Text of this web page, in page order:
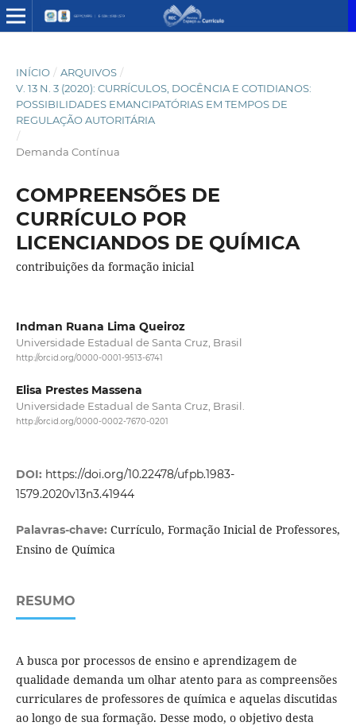
INÍCIO / ARQUIVOS /
V. 13 N. 3 (2020): CURRÍCULOS, DOCÊNCIA E COTIDIANOS:
POSSIBILIDADES EMANCIPATÓRIAS EM TEMPOS DE
REGULAÇÃO AUTORITÁRIA
/
Demanda Contínua
COMPREENSÕES DE
CURRÍCULO POR
LICENCIANDOS DE QUÍMICA
contribuições da formação inicial
Indman Ruana Lima Queiroz
Universidade Estadual de Santa Cruz, Brasil
http://orcid.org/0000-0001-9513-6741
Elisa Prestes Massena
Universidade Estadual de Santa Cruz, Brasil.
http://orcid.org/0000-0002-7670-0201
DOI: https://doi.org/10.22478/ufpb.1983-
1579.2020v13n3.41944
Palavras-chave: Currículo, Formação Inicial de Professores,
Ensino de Química
RESUMO
A busca por processos de ensino e aprendizagem de
qualidade demanda um olhar atento para as compreensões
curriculares de professores de química e aquelas discutidas
ao longo de sua formação. Desse modo, o objetivo desta